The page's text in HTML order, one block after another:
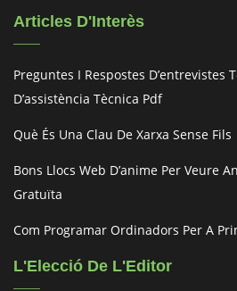
Articles D'Interès
Preguntes I Respostes D’entrevistes
D’assistència Tècnica Pdf
Què És Una Clau De Xarxa Sense Fils
Bons Llocs Web D’anime Per Veure
Gratuïta
Com Programar Ordinadors Per A
L'Elecció De L'Editor